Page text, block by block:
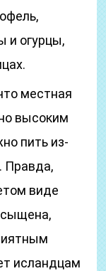
и огурцы,
местная
высоким
пить из-
Правда,
виде
исландцам